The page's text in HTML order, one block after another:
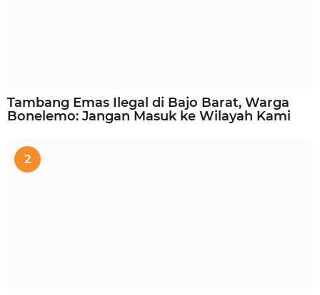
Tambang Emas Ilegal di Bajo Barat, Warga
Bonelemo: Jangan Masuk ke Wilayah Kami
2